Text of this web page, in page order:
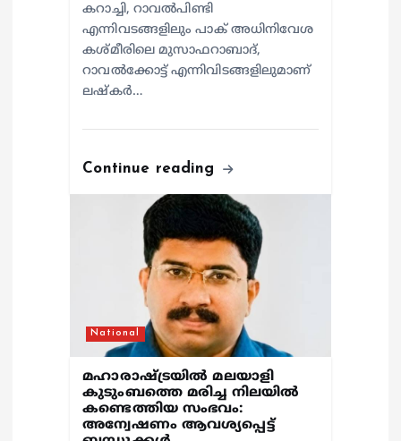
കറാച്ചി, റാവൽപിണ്ടി
എന്നിവടങ്ങളിലും പാക് അധിനിവേശ
കശ്മീരിലെ മുസാഫറാബാദ്,
റാവൽക്കോട്ട് എന്നിവിടങ്ങളിലുമാണ്
ലഷ്കർ…
Continue reading
National
മഹാരാഷ്ട്രയിൽ മലയാളി
കുടുംബത്തെ മരിച്ച നിലയിൽ
കണ്ടെത്തിയ സംഭവം:
അന്വേഷണം ആവശ്യപ്പെട്ട്